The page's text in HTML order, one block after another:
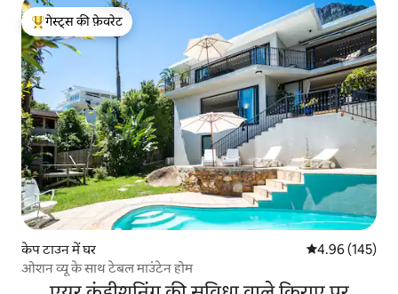
गेस्ट्स का टॉप फ़ेवरेट
गेस्ट्स की फ़ेवरेट
केप टाउन में घर औसत रेटिंग 5 में से
4.96 (145)
ओशन व्यू के साथ टेबल माउंटेन होम